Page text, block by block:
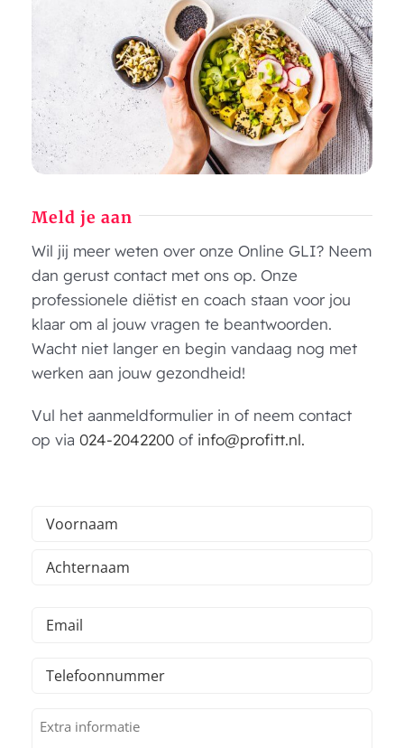
Meld je aan
Wil jij meer weten over onze Online GLI? Neem
dan gerust contact met ons op. Onze
professionele diëtist en coach staan voor jou
klaar om al jouw vragen te beantwoorden.
Wacht niet langer en begin vandaag nog met
werken aan jouw gezondheid!
Vul het aanmeldformulier in of neem contact
op via 024-2042200of info@profitt.nl.
Naam
Voornaam
(Vereist)
Telefoonnummer
Extra